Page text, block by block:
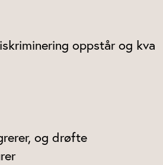
oppstår og kva
og drøfte